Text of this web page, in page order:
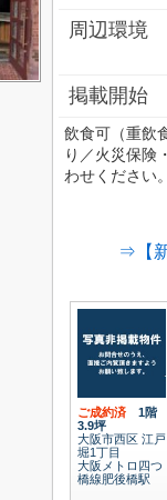
周辺環境
掲載開始
飲食可（重飲
り／火災保険
わせください。
⇒【
ご成約済 1階
3.9坪
大阪市西区 江戸
堀1丁目
大阪メトロ四つ
橋線肥後橋駅